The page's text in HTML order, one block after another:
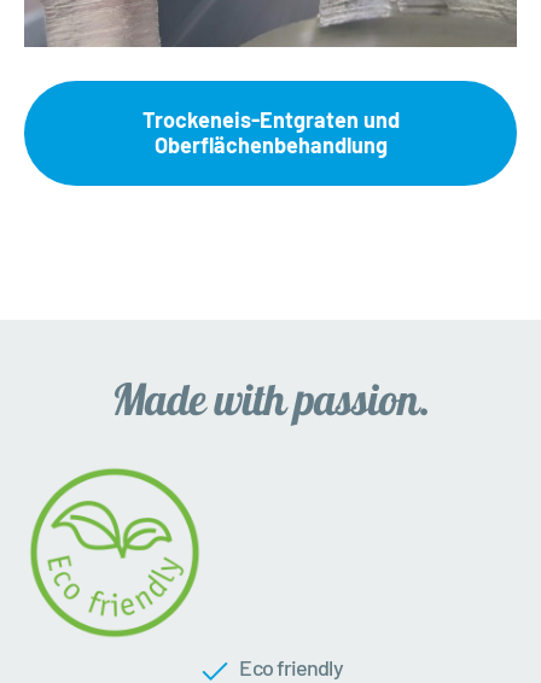
Trockeneis-Entgraten und
Oberflächenbehandlung
Eco friendly